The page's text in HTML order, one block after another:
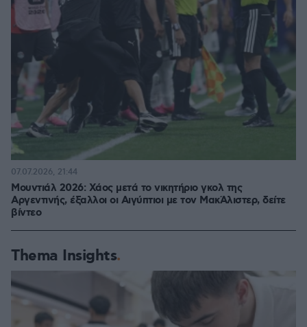
Μουντιάλ 2026: Χάος μετά το νικητήριο γκολ της
Αργεντινής, έξαλλοι οι Αιγύπτιοι με τον ΜακΆλιστερ, δείτε
βίντεο
07.07.2026, 21:44
Thema Insights